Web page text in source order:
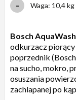
Waga: 10,4 kg
Bosch
odkurzacz piorący
poprzednik
na sucho, mokro,
osuszania
zachlapanej po